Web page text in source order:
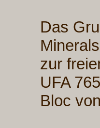
Das
zur
UFA
Bloc